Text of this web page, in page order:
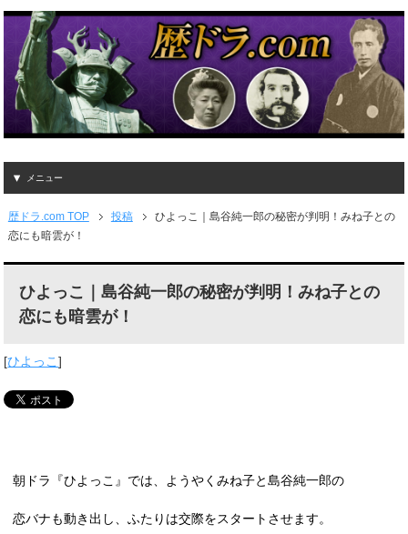
メニュー
歴ドラ.com TOP 投稿
ひよっこ｜島谷純一郎の秘密が判明！みね子との
恋にも暗雲が！
ひよっこ｜島谷純一郎の秘密が判明！みね子との
恋にも暗雲が！
[ひよっこ]
朝ドラ『ひよっこ』では、ようやくみね子と島谷純一郎の
恋バナも動き出し、ふたりは交際をスタートさせます。